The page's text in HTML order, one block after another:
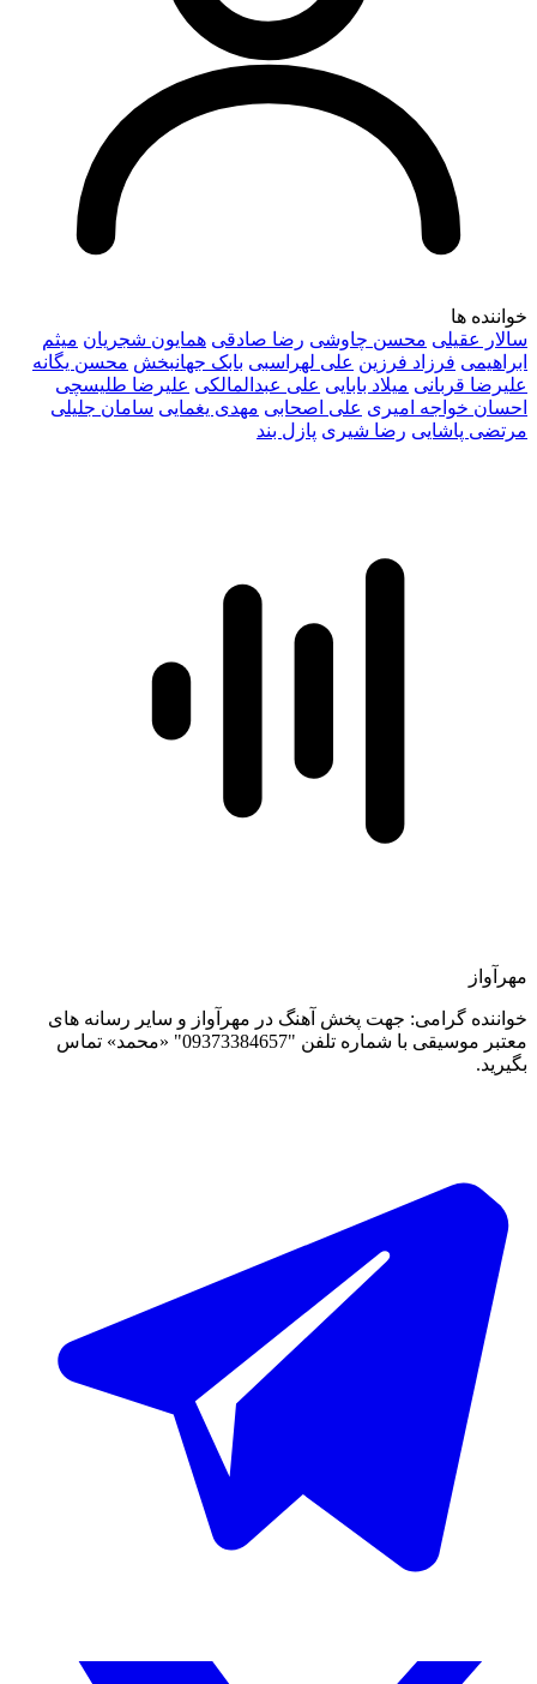
خواننده ها
سالار عقیلی محسن چاوشی رضا صادقی همایون شجریان میثم
ابراهیمی فرزاد فرزین علی لهراسبی بابک جهانبخش محسن یگانه
علیرضا قربانی میلاد بابایی علی عبدالمالکی علیرضا طلیسچی
احسان خواجه امیری علی اصحابی مهدی یغمایی سامان جلیلی
مرتضی پاشایی رضا شیری پازل بند
مهرآواز
خواننده گرامی: جهت پخش آهنگ در مهرآواز و سایر رسانه های
معتبر موسیقی با شماره تلفن "09373384657" «محمد» تماس
بگیرید.